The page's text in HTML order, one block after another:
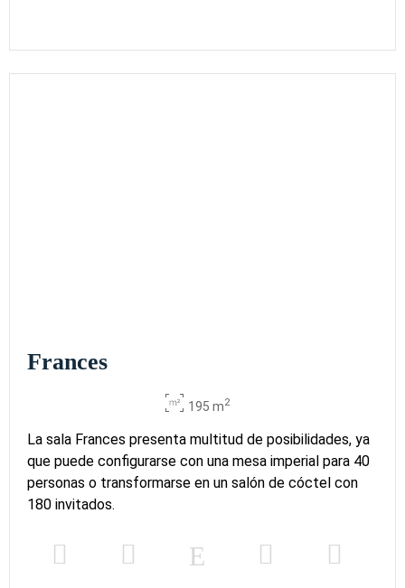
Frances
195 m2
La sala Frances presenta multitud de posibilidades, ya
que puede configurarse con una mesa imperial para 40
personas o transformarse en un salón de cóctel con
180 invitados.